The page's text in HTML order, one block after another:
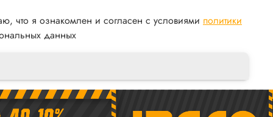
что я ознакомлен и согласен с условиями политики
данных